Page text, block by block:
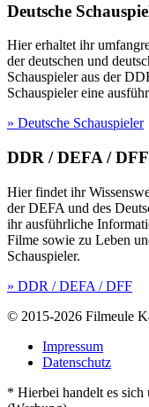
Deutsche
Hier erhaltet ihr
der deutschen und
Schauspieler aus der
Schauspieler eine
» Deutsche Schauspieler
DDR / DEFA / DFF
Hier findet ihr
der DEFA und des
ihr ausführliche
Filme sowie zu Leben
Schauspieler.
» DDR / DEFA / DFF
© 2015-2026 Filmeule
Impressum
Datenschutz
* Hierbei handelt es